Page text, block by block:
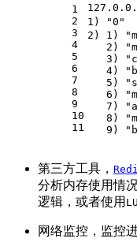
1
2
3
4
5
6
7
8
9
10
11
1)
"0"
2) 1)
   2)
   3)
   4)
   5)
   6)
   7)
   8)
   9)
第三方工具，
分析内存使用情
逻辑，或者使用
网络监控，监控